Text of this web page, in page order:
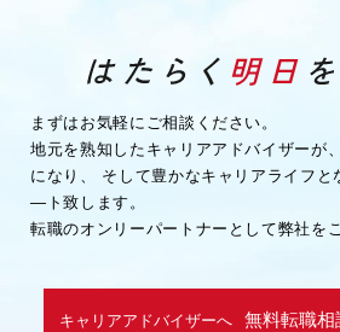
まずはお気軽にご相談ください。
地元を熟知したキャリアアドバイザーが
になり、
そして豊かなキャリアライフと
―ト致します。
転職のオンリーパートナーとして弊社を
キャリアアドバイザーへ 無料転職相